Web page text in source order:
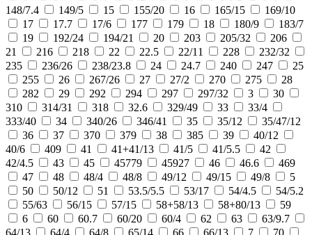
148/7.4
149/5 15 155/20 16 165/15
169/10
17
17.7 17/6 177 179 18 180/9
183/7
19
192/24 194/21 20 203 205/32
206
21
216 218 22 22.5 22/11 228
232/32
235
236/26 238/23.8 24 24.7 240 247
25
255
26 267/26 27 27/2 270 275
28
282
29 292 294 297 297/32 3
30
310
314/31 318 32.6 329/49 33
33/4
333/40
34 340/26 346/41 35 35/12
35/47/12
36
37 370 379 38 385 39
40/12
40/6
409 41 41+41/13 41/5 41/5.5
42
42/4.5
43 45 45779 45927 46 46.6
469
47
48 48/4 48/8 49/12 49/15 49/8
5
50
50/12 51 53.5/5.5 53/17 54/4.5
54/5.2
55/63
56/15 57/15 58+58/13 58+80/13
59
6
60 60.7 60/20 60/4 62 63
63/9.7
64/13
64/4 64/8 65/14 66 66/13 7
70